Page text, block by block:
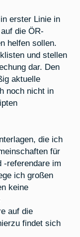
erster Linie in
die ÖR-
helfen sollen.
und stellen
dar. Den
aktuelle
noch nicht in
die ich
für
-referendare im
ich großen
keine
auf die
findet sich